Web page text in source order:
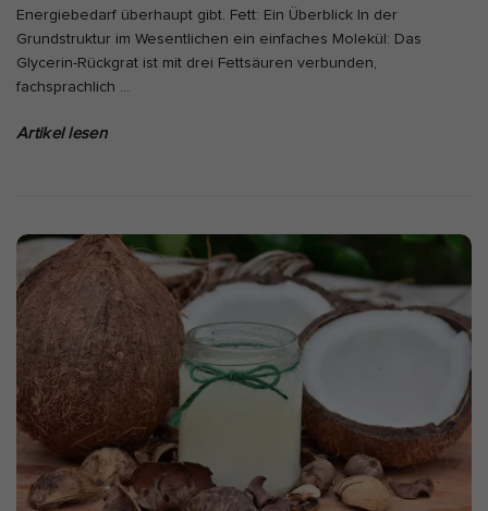
Energiebedarf überhaupt gibt. Fett: Ein Überblick In der
Grundstruktur im Wesentlichen ein einfaches Molekül: Das
Glycerin-Rückgrat ist mit drei Fettsäuren verbunden,
fachsprachlich
Artikel lesen